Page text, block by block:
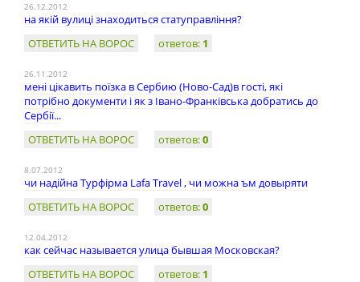
26.12.2012
на якій вулиці знаходиться статуправління?
ОТВЕТИТЬ НА ВОРОС
ответов: 1
26.11.2012
мені цікавить поїзка в Сербию (Ново-Сад)в гості, які
потрібно документи і як з Івано-Франківська добратись до
Сербії...
ОТВЕТИТЬ НА ВОРОС
ответов:0
8.07.2012
чи надійна Турфірма Lafa Travel , чи можна ъм довыряти
ОТВЕТИТЬ НА ВОРОС
ответов:0
12.04.2012
как сейчас называется улица бывшая Московская?
ОТВЕТИТЬ НА ВОРОС
ответов: 1